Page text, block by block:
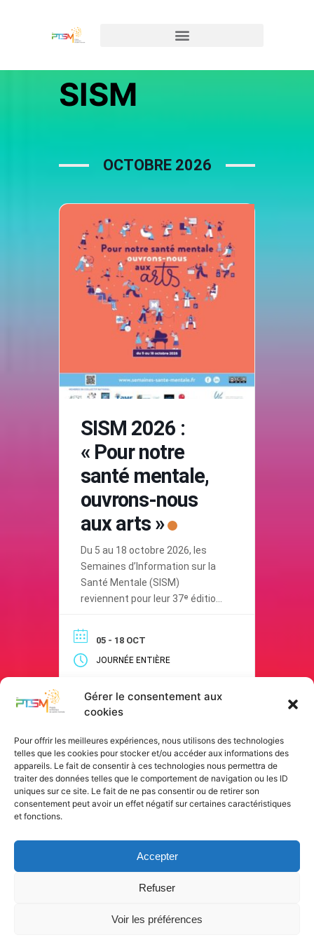
Gérer le consentement aux
cookies
Pour offrir les meilleures expériences, nous utilisons des technologies
telles que les cookies pour stocker et/ou accéder aux informations des
appareils. Le fait de consentir à ces technologies nous permettra de
traiter des données telles que le comportement de navigation ou les ID
uniques sur ce site. Le fait de ne pas consentir ou de retirer son
consentement peut avoir un effet négatif sur certaines caractéristiques
et fonctions.
Accepter
Refuser
Voir les préférences
SISM
OCTOBRE 2026
SISM 2026 :
« Pour notre
santé mentale,
ouvrons-nous
aux arts »
Du 5 au 18 octobre 2026, les
Semaines d’Information sur la
Santé Mentale (SISM)
reviennent pour leur 37ᵉ édition
porteur d’espoir :« Pour notre
santé mentale, ouvrons-nous
aux arts ». Cette nouvelle
essentiel des pratiques
artistiques et culturelles dans la
05 - 18 OCT
JOURNÉE ENTIÈRE